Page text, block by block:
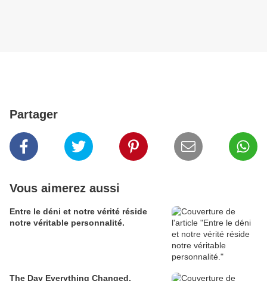
Partager
Vous aimerez aussi
Entre le déni et notre vérité réside
notre véritable personnalité.
The Day Everything Changed.